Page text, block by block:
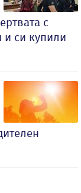
с
и си купили